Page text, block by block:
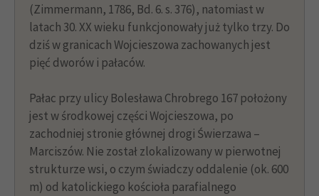
(Zimmermann, 1786, Bd. 6. s. 376), natomiast w
latach 30. XX wieku funkcjonowały już tylko trzy. Do
dziś w granicach Wojcieszowa zachowanych jest
pięć dworów i pałaców.
Pałac przy ulicy Bolesława Chrobrego 167 położony
jest w środkowej części Wojcieszowa, po
zachodniej stronie głównej drogi Świerzawa –
Marciszów. Nie został zlokalizowany w pierwotnej
strukturze wsi, o czym świadczy oddalenie (ok. 600
m) od katolickiego kościoła parafialnego